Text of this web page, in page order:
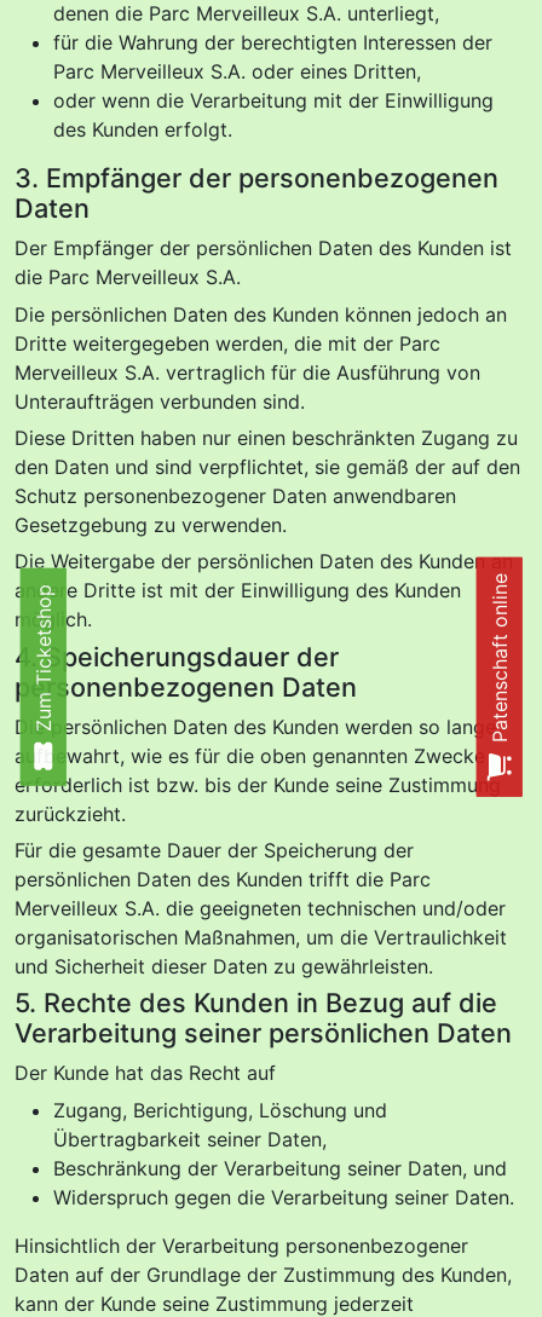
denen die Parc Merveilleux S.A. unterliegt,
für die Wahrung der berechtigten Interessen der
Parc Merveilleux S.A. oder eines Dritten,
oder wenn die Verarbeitung mit der Einwilligung
des Kunden erfolgt.
3. Empfänger der personenbezogenen
Daten
Der Empfänger der persönlichen Daten des Kunden ist
die Parc Merveilleux S.A.
Die persönlichen Daten des Kunden können jedoch an
Dritte weitergegeben werden, die mit der Parc
Merveilleux S.A. vertraglich für die Ausführung von
Unteraufträgen verbunden sind.
Diese Dritten haben nur einen beschränkten Zugang zu
den Daten und sind verpflichtet, sie gemäß der auf den
Schutz personenbezogener Daten anwendbaren
Gesetzgebung zu verwenden.
Die Weitergabe der persönlichen Daten des Kunden an
andere Dritte ist mit der Einwilligung des Kunden
möglich.
4. Speicherungsdauer der
personenbezogenen Daten
Die persönlichen Daten des Kunden werden so lange
aufbewahrt, wie es für die oben genannten Zwecke
erforderlich ist bzw. bis der Kunde seine Zustimmung
zurückzieht.
Für die gesamte Dauer der Speicherung der
persönlichen Daten des Kunden trifft die Parc
Merveilleux S.A. die geeigneten technischen und/oder
organisatorischen Maßnahmen, um die Vertraulichkeit
und Sicherheit dieser Daten zu gewährleisten.
5. Rechte des Kunden in Bezug auf die
Verarbeitung seiner persönlichen Daten
Der Kunde hat das Recht auf
Zugang, Berichtigung, Löschung und
Übertragbarkeit seiner Daten,
Beschränkung der Verarbeitung seiner Daten, und
Widerspruch gegen die Verarbeitung seiner Daten.
Hinsichtlich der Verarbeitung personenbezogener
Daten auf der Grundlage der Zustimmung des Kunden,
kann der Kunde seine Zustimmung jederzeit
Zum Ticketshop
Zum Ticketshop Patenschaft online